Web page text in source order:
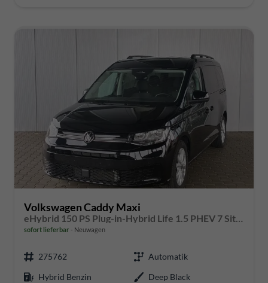
Volkswagen Caddy Maxi
sofort lieferbar Neuwagen
275762
Automatik
Hybrid Benzin
Deep Black